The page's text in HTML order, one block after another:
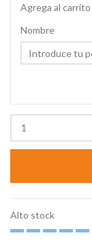
Agrega al
Nombre
Alto stock